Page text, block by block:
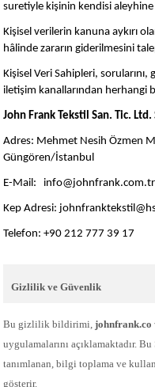
suretiyle kişinin kendisi
Kişisel verilerin kanuna aykırı
hâlinde zararın giderilmesini
Kişisel Veri Sahipleri,
iletişim kanallarından herhangi
John Frank Tekstil San. Tic. Ltd.
Adres: Mehmet Nesih Özmen
Güngören/İstanbul
E-Mail: info@johnfrank.com.tr
Kep Adresi:
Telefon: +90 212 777 39 17
Gizlilik ve Güvenlik
Bu gizlilik bildirimi,johnfrank.co
uygulamalarını açıklamaktadır.
tanımlanan, bilgi toplama ve
gösterir.